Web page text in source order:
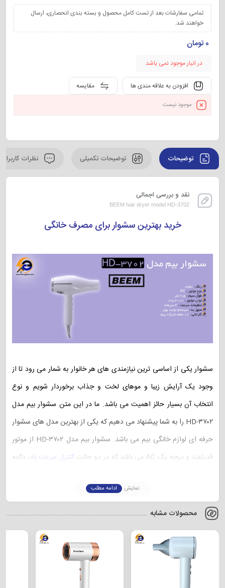
تمامی سفارشات بعد از تست کامل محصول و بسته بندی انحصاری، ارسال
خواهند شد.
0تومان
در انبار موجود نمی باشد
مقایسه افزودن به علاقه مندی ها
موجود نیست
توضیحات توضیحات تکمیلی نظرات کاربران
نقد و بررسی اجمالی
BEEM hair dryer model HD-3702
خرید بهترین سشوار برای مصرف خانگی
سشوار یکی از اساسی ترین نیازمندی های هر خانوار به شمار می رود تا از
وجود یک آرایش زیبا و موهای لخت و جذاب برخوردار شویم و نوع
انتخاب آن بسیار حائز اهمیت می باشد. ما در این متن سشوار بیم مدل
HD-۳۷۰۲ را به شما پیشنهاد می دهیم که یکی از بهترین مدل های سشوار
حرفه ای لوازم خانگی بیم می باشد.
سشوار بیم مدل HD-۳۷۰۲ از موتور
قدرتمند و درجه یک AC می باشد که در دو حالت
کنترل سرعت باد ، دکمه
HD-۳۷۰۲ دکمه کشویی و دکمه ی (کول شات) وجود دارد که دکمه های
کشویی به ترتیب وظیفه ی روشن / خاموش کردن و تنظیم سرعت دستگاه
و کنترل دما را بر عهده دارد و دکمه ی باد سرد موقت (کول شات) نیز که به
صورت فشاری بوده جهت خروج باد سرد لحظه ای از سشوار می باشد.
قطع کن خودکار
نمایش ادامه مطلب
محصولات مشابه
+